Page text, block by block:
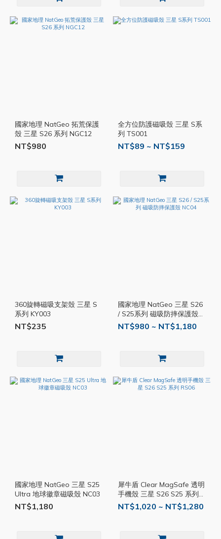
國家地理 NatGeo 拓荒保護
殼 三星 S26 系列 NGC12
NT$980
全方位防護磁吸殼 三星 S系
列 TS001
NT$89 ~ NT$159
360旋轉磁吸支架殼 三星 S
系列 KY003
NT$235
國家地理 NatGeo 三星 S26
/ S25系列 磁吸防摔保護殼
NC04
NT$980 ~ NT$1,180
國家地理 NatGeo 三星 S25
Ultra 地球徽章磁吸殼 NC03
NT$1,180
犀牛盾 Clear MagSafe 透明
手機殼 三星 S26 S25 系列
RS06
NT$1,020 ~ NT$1,280